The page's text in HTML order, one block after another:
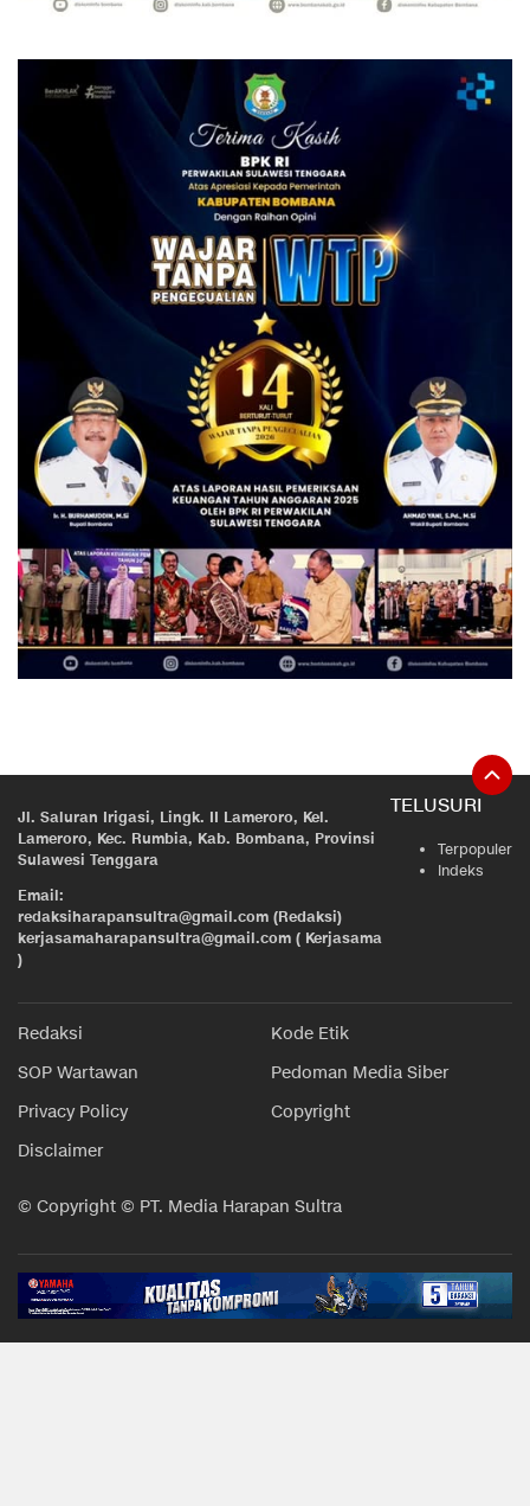
Jl. Saluran Irigasi, Lingk. II Lameroro, Kel.
Lameroro, Kec. Rumbia, Kab. Bombana, Provinsi
Sulawesi Tenggara
Email:
redaksiharapansultra@gmail.com (Redaksi)
kerjasamaharapansultra@gmail.com ( Kerjasama
)
TELUSURI
Terpopuler
Indeks
Redaksi
Kode Etik
SOP Wartawan
Pedoman Media Siber
Privacy Policy
Copyright
Disclaimer
© Copyright © PT. Media Harapan Sultra